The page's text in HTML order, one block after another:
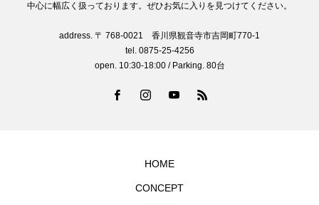
中心に幅広く扱っております。ぜひお気に入りを見つけてください。
address. 〒 768-0021 香川県観音寺市吉岡町770-1
tel. 0875-25-4256
open. 10:30-18:00 / Parking. 80台
HOME
CONCEPT